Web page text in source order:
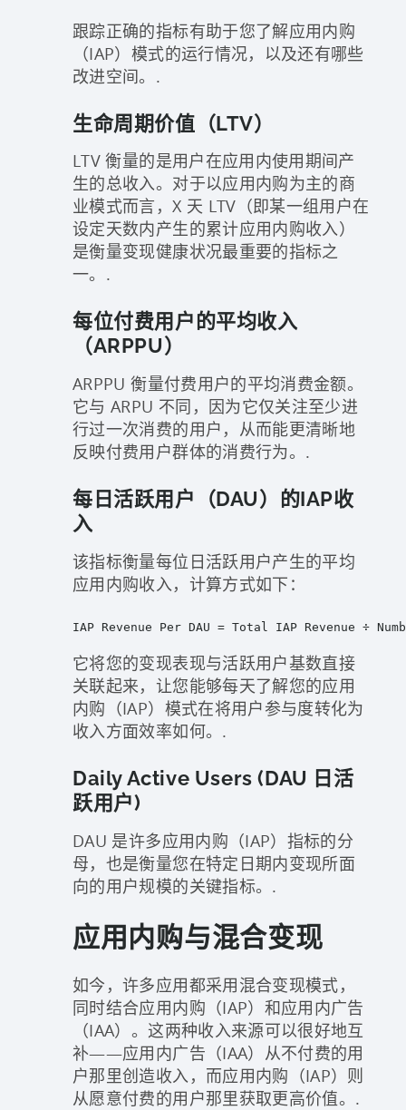
跟踪正确的指标有助于您了解应用内购
（IAP）模式的运行情况，以及还有哪些
改进空间。.
生命周期价值（LTV）
LTV 衡量的是用户在应用内使用期间产
生的总收入。对于以应用内购为主的商
业模式而言，X 天 LTV（即某一组用户在
设定天数内产生的累计应用内购收入）
是衡量变现健康状况最重要的指标之
一。.
每位付费用户的平均收入
（ARPPU）
ARPPU 衡量付费用户的平均消费金额。
它与 ARPU 不同，因为它仅关注至少进
行过一次消费的用户，从而能更清晰地
反映付费用户群体的消费行为。.
每日活跃用户（DAU）的IAP收
入
该指标衡量每位日活跃用户产生的平均
应用内购收入，计算方式如下：
IAP Revenue Per DAU = Total IAP Revenue ÷
它将您的变现表现与活跃用户基数直接
关联起来，让您能够每天了解您的应用
内购（IAP）模式在将用户参与度转化为
收入方面效率如何。.
Daily Active Users (DAU 日活
跃用户)
DAU 是许多应用内购（IAP）指标的分
母，也是衡量您在特定日期内变现所面
向的用户规模的关键指标。.
应用内购与混合变现
如今，许多应用都采用混合变现模式，
同时结合应用内购（IAP）和应用内广告
（IAA）。这两种收入来源可以很好地互
补——应用内广告（IAA）从不付费的用
户那里创造收入，而应用内购（IAP）则
从愿意付费的用户那里获取更高价值。.